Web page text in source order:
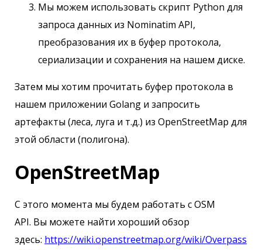
Мы можем использовать скрипт Python для
запроса данных из Nominatim API,
преобразования их в буфер протокола,
сериализации и сохранения на нашем диске.
Затем мы хотим прочитать буфер протокола в
нашем приложении Golang и запросить
артефакты (леса, луга и т.д.) из OpenStreetMap для
этой области (полигона).
OpenStreetMap
С этого момента мы будем работать с OSM
API. Вы можете найти хороший обзор
здесь: https://wiki.openstreetmap.org/wiki/Overpass